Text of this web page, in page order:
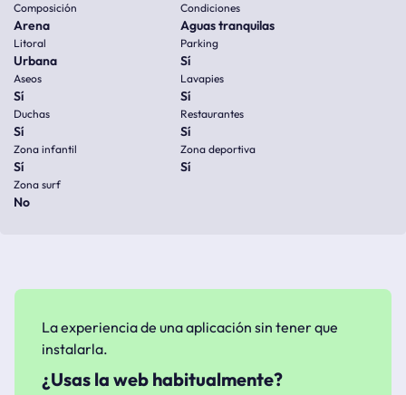
Composición
Arena
Condiciones
Aguas tranquilas
Litoral
Urbana
Parking
Sí
Aseos
Sí
Lavapies
Sí
Duchas
Sí
Restaurantes
Sí
Zona infantil
Sí
Zona deportiva
Sí
Zona surf
No
La experiencia de una aplicación sin tener que
instalarla.
¿Usas la web habitualmente?